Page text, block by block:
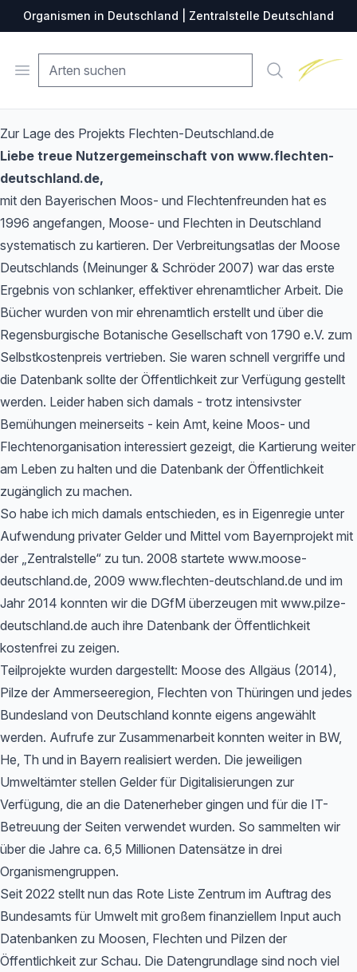
Organismen in Deutschland | Zentralstelle Deutschland
Open menu Suche
Zur Lage des Projekts Flechten-Deutschland.de
Liebe treue Nutzergemeinschaft von www.flechten-
deutschland.de,
mit den Bayerischen Moos- und Flechtenfreunden hat es
1996 angefangen, Moose- und Flechten in Deutschland
systematisch zu kartieren. Der Verbreitungsatlas der Moose
Deutschlands (Meinunger & Schröder 2007) war das erste
Ergebnis von schlanker, effektiver ehrenamtlicher Arbeit. Die
Bücher wurden von mir ehrenamtlich erstellt und über die
Regensburgische Botanische Gesellschaft von 1790 e.V. zum
Selbstkostenpreis vertrieben. Sie waren schnell vergriffe und
die Datenbank sollte der Öffentlichkeit zur Verfügung gestellt
werden. Leider haben sich damals - trotz intensivster
Bemühungen meinerseits - kein Amt, keine Moos- und
Flechtenorganisation interessiert gezeigt, die Kartierung weiter
am Leben zu halten und die Datenbank der Öffentlichkeit
zugänglich zu machen.
So habe ich mich damals entschieden, es in Eigenregie unter
Aufwendung privater Gelder und Mittel vom Bayernprojekt mit
der „Zentralstelle“ zu tun. 2008 startete www.moose-
deutschland.de, 2009 www.flechten-deutschland.de und im
Jahr 2014 konnten wir die DGfM überzeugen mit www.pilze-
deutschland.de auch ihre Datenbank der Öffentlichkeit
kostenfrei zu zeigen.
Teilprojekte wurden dargestellt: Moose des Allgäus (2014),
Pilze der Ammerseeregion, Flechten von Thüringen und jedes
Bundesland von Deutschland konnte eigens angewählt
werden. Aufrufe zur Zusammenarbeit konnten weiter in BW,
He, Th und in Bayern realisiert werden. Die jeweiligen
Umweltämter stellen Gelder für Digitalisierungen zur
Verfügung, die an die Datenerheber gingen und für die IT-
Betreuung der Seiten verwendet wurden. So sammelten wir
über die Jahre ca. 6,5 Millionen Datensätze in drei
Organismengruppen.
Seit 2022 stellt nun das Rote Liste Zentrum im Auftrag des
Bundesamts für Umwelt mit großem finanziellem Input auch
Datenbanken zu Moosen, Flechten und Pilzen der
Öffentlichkeit zur Schau. Die Datengrundlage sind noch viel